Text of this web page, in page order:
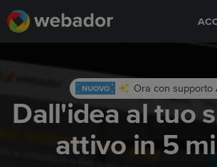
NUOVO Ora con supporto
Dall'idea al tuo
attivo in 5